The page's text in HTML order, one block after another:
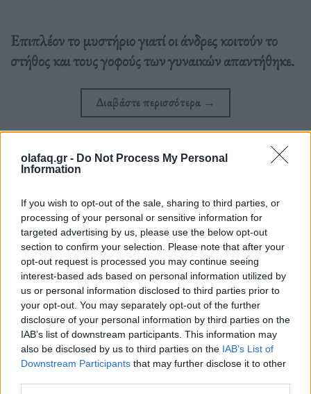
olafaq.gr - Do Not Process My Personal
Information
If you wish to opt-out of the sale, sharing to third parties, or
processing of your personal or sensitive information for
targeted advertising by us, please use the below opt-out
section to confirm your selection. Please note that after your
opt-out request is processed you may continue seeing
interest-based ads based on personal information utilized by
us or personal information disclosed to third parties prior to
your opt-out. You may separately opt-out of the further
disclosure of your personal information by third parties on the
IAB’s list of downstream participants. This information may
also be disclosed by us to third parties on the IAB’s List of
Downstream Participants that may further disclose it to other
Επιπλέον το μυστήριο γιατί οι άνδρες κοιτούν το
στήθος και τους γοφούς των γυναικών απαντήθηκε.
Διαβάστε περισσότερα →
Δημοσιεύθηκε σε
Δείτε επίσης